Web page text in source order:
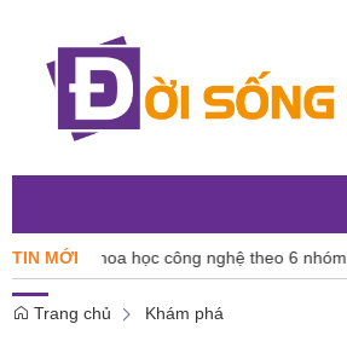
TIN MỚI
khoa học công nghệ theo 6 nhóm lĩnh vực
Trang chủ Khám phá